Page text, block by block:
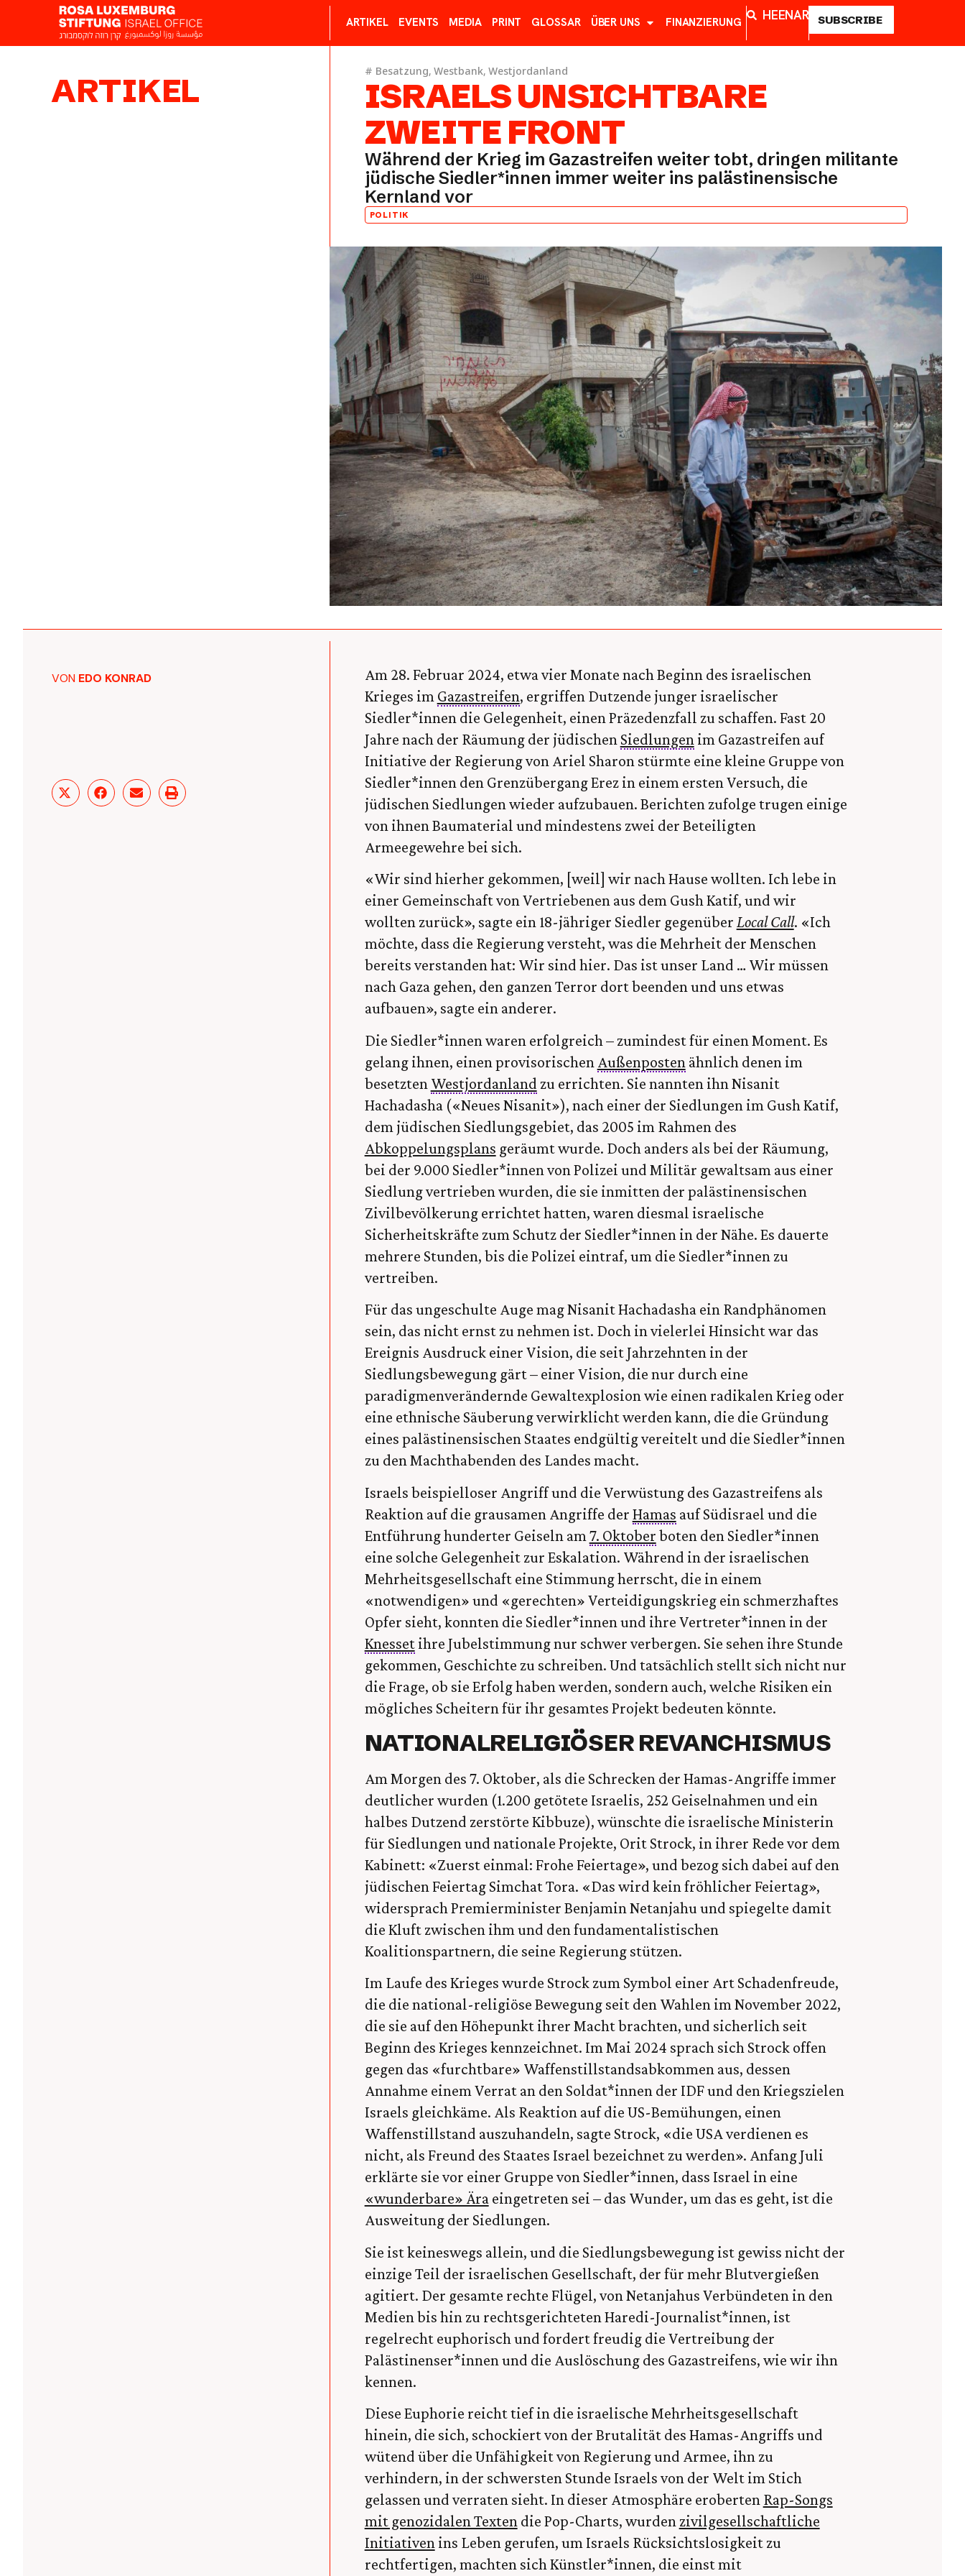
ARTIKEL EVENTS MEDIA PRINT GLOSSAR ÜBER UNS FINANZIERUNG HEENAR SUBSCRIBE
ARTIKEL # Besatzung, Westbank, Westjordanland
ISRAELS UNSICHTBARE
ZWEITE FRONT
Während der Krieg im Gazastreifen weiter tobt, dringen militante
jüdische Siedler*innen immer weiter ins palästinensische
Kernland vor
POLITIK
VON EDO KONRAD
Am 28. Februar 2024, etwa vier Monate nach Beginn des israelischen
Krieges im Gazastreifen, ergriffen Dutzende junger israelischer
Siedler*innen die Gelegenheit, einen Präzedenzfall zu schaffen. Fast 20
Jahre nach der Räumung der jüdischen Siedlungenim Gazastreifen auf
Initiative der Regierung von Ariel Sharon stürmte eine kleine Gruppe von
Siedler*innen den Grenzübergang Erez in einem ersten Versuch, die
jüdischen Siedlungen wieder aufzubauen. Berichten zufolge trugen einige
von ihnen Baumaterial und mindestens zwei der Beteiligten
Armeegewehre bei sich.
«Wir sind hierher gekommen, [weil] wir nach Hause wollten. Ich lebe in
einer Gemeinschaft von Vertriebenen aus dem Gush Katif, und wir
wollten zurück», sagte ein 18-jähriger Siedler gegenüber Local Call. «Ich
möchte, dass die Regierung versteht, was die Mehrheit der Menschen
bereits verstanden hat: Wir sind hier. Das ist unser Land … Wir müssen
nach Gaza gehen, den ganzen Terror dort beenden und uns etwas
aufbauen», sagte ein anderer.
Die Siedler*innen waren erfolgreich – zumindest für einen Moment. Es
gelang ihnen, einen provisorischen Außenposten ähnlich denen im
besetzten Westjordanland zu errichten. Sie nannten ihn Nisanit
Hachadasha («Neues Nisanit»), nach einer der Siedlungen im Gush Katif,
dem jüdischen Siedlungsgebiet, das 2005 im Rahmen des
Abkoppelungsplans geräumt wurde. Doch anders als bei der Räumung,
bei der 9.000 Siedler*innen von Polizei und Militär gewaltsam aus einer
Siedlung vertrieben wurden, die sie inmitten der palästinensischen
Zivilbevölkerung errichtet hatten, waren diesmal israelische
Sicherheitskräfte zum Schutz der Siedler*innen in der Nähe. Es dauerte
mehrere Stunden, bis die Polizei eintraf, um die Siedler*innen zu
vertreiben.
Für das ungeschulte Auge mag Nisanit Hachadasha ein Randphänomen
sein, das nicht ernst zu nehmen ist. Doch in vielerlei Hinsicht war das
Ereignis Ausdruck einer Vision, die seit Jahrzehnten in der
Siedlungsbewegung gärt – einer Vision, die nur durch eine
paradigmenverändernde Gewaltexplosion wie einen radikalen Krieg oder
eine ethnische Säuberung verwirklicht werden kann, die die Gründung
eines palästinensischen Staates endgültig vereitelt und die Siedler*innen
zu den Machthabenden des Landes macht.
Israels beispielloser Angriff und die Verwüstung des Gazastreifens als
Reaktion auf die grausamen Angriffe der Hamas auf Südisrael und die
Entführung hunderter Geiseln am 7. Oktober boten den Siedler*innen
eine solche Gelegenheit zur Eskalation. Während in der israelischen
Mehrheitsgesellschaft eine Stimmung herrscht, die in einem
«notwendigen» und «gerechten» Verteidigungskrieg ein schmerzhaftes
Opfer sieht, konnten die Siedler*innen und ihre Vertreter*innen in der
Knessetihre Jubelstimmung nur schwer verbergen. Sie sehen ihre Stunde
gekommen, Geschichte zu schreiben. Und tatsächlich stellt sich nicht nur
die Frage, ob sie Erfolg haben werden, sondern auch, welche Risiken ein
mögliches Scheitern für ihr gesamtes Projekt bedeuten könnte.
NATIONALRELIGIÖSER REVANCHISMUS
Am Morgen des 7. Oktober, als die Schrecken der Hamas-Angriffe immer
deutlicher wurden (1.200 getötete Israelis, 252 Geiselnahmen und ein
halbes Dutzend zerstörte Kibbuze), wünschte die israelische Ministerin
für Siedlungen und nationale Projekte, Orit Strock, in ihrer Rede vor dem
Kabinett: «Zuerst einmal: Frohe Feiertage», und bezog sich dabei auf den
jüdischen Feiertag Simchat Tora. «Das wird kein fröhlicher Feiertag»,
widersprach Premierminister Benjamin Netanjahu und spiegelte damit
die Kluft zwischen ihm und den fundamentalistischen
Koalitionspartnern, die seine Regierung stützen.
Im Laufe des Krieges wurde Strock zum Symbol einer Art Schadenfreude,
die die national-religiöse Bewegung seit den Wahlen im November 2022,
die sie auf den Höhepunkt ihrer Macht brachten, und sicherlich seit
Beginn des Krieges kennzeichnet. Im Mai 2024 sprach sich Strock offen
gegen das «furchtbare» Waffenstillstandsabkommen aus, dessen
Annahme einem Verrat an den Soldat*innen der IDF und den Kriegszielen
Israels gleichkäme. Als Reaktion auf die US-Bemühungen, einen
Waffenstillstand auszuhandeln, sagte Strock, «die USA verdienen es
nicht, als Freund des Staates Israel bezeichnet zu werden». Anfang Juli
erklärte sie vor einer Gruppe von Siedler*innen, dass Israel in eine
«wunderbare» Äraeingetreten sei – das Wunder, um das es geht, ist die
Ausweitung der Siedlungen.
Sie ist keineswegs allein, und die Siedlungsbewegung ist gewiss nicht der
einzige Teil der israelischen Gesellschaft, der für mehr Blutvergießen
agitiert. Der gesamte rechte Flügel, von Netanjahus Verbündeten in den
Medien bis hin zu rechtsgerichteten Haredi-Journalist*innen, ist
regelrecht euphorisch und fordert freudig die Vertreibung der
Palästinenser*innen und die Auslöschung des Gazastreifens, wie wir ihn
kennen.
Diese Euphorie reicht tief in die israelische Mehrheitsgesellschaft
hinein, die sich, schockiert von der Brutalität des Hamas-Angriffs und
wütend über die Unfähigkeit von Regierung und Armee, ihn zu
verhindern, in der schwersten Stunde Israels von der Welt im Stich
gelassen und verraten sieht. In dieser Atmosphäre eroberten Rap-Songs
mit genozidalen Textendie Pop-Charts, wurden zivilgesellschaftliche
Initiativenins Leben gerufen, um Israels Rücksichtslosigkeit zu
rechtfertigen, machten sich Künstler*innen, die einst mit